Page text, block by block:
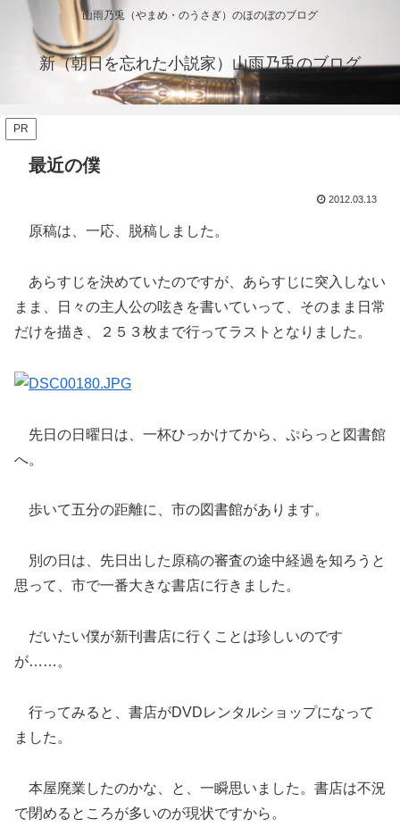
山雨乃兎（やまめ・のうさぎ）のほのぼのブログ
新（朝日を忘れた小説家）山雨乃兎のブログ
PR
最近の僕
2012.03.13
原稿は、一応、脱稿しました。
あらすじを決めていたのですが、あらすじに突入しない
まま、日々の主人公の呟きを書いていって、そのまま日常
だけを描き、２５３枚まで行ってラストとなりました。
先日の日曜日は、一杯ひっかけてから、ぷらっと図書館
へ。
歩いて五分の距離に、市の図書館があります。
別の日は、先日出した原稿の審査の途中経過を知ろうと
思って、市で一番大きな書店に行きました。
だいたい僕が新刊書店に行くことは珍しいのです
が……。
行ってみると、書店がDVDレンタルショップになって
ました。
本屋廃業したのかな、と、一瞬思いました。書店は不況
で閉めるところが多いのが現状ですから。